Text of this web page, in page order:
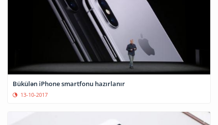
Bükülən iPhone smartfonu hazırlanır
13-10-2017